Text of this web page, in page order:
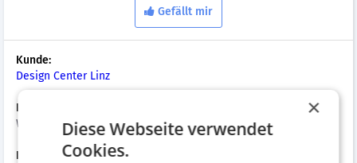
Gefällt mir
Kunde:
Design Center Linz
Branche:
Werbung/Marketing/Druck
Kampagnenart:
×
Diese Webseite verwendet
Cookies.